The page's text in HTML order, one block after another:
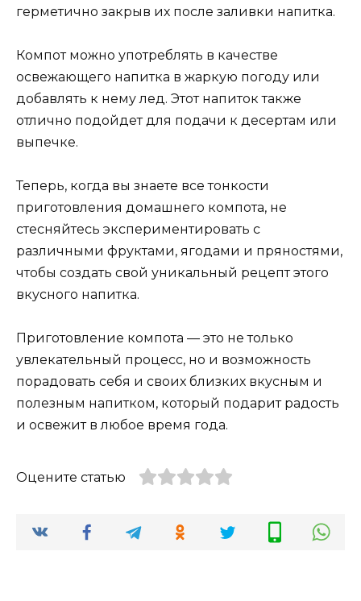
герметично закрыв их после заливки напитка.
Компот можно употреблять в качестве
освежающего напитка в жаркую погоду или
добавлять к нему лед. Этот напиток также
отлично подойдет для подачи к десертам или
выпечке.
Теперь, когда вы знаете все тонкости
приготовления домашнего компота, не
стесняйтесь экспериментировать с
различными фруктами, ягодами и пряностями,
чтобы создать свой уникальный рецепт этого
вкусного напитка.
Приготовление компота — это не только
увлекательный процесс, но и возможность
порадовать себя и своих близких вкусным и
полезным напитком, который подарит радость
и освежит в любое время года.
Оцените статью